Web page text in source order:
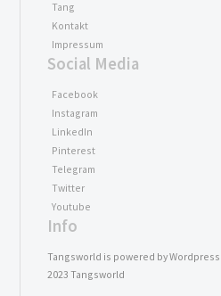
Tang
Kontakt
Impressum
Social Media
Facebook
Instagram
LinkedIn
Pinterest
Telegram
Twitter
Youtube
Info
Tangsworld is powered by
2023 Tangsworld